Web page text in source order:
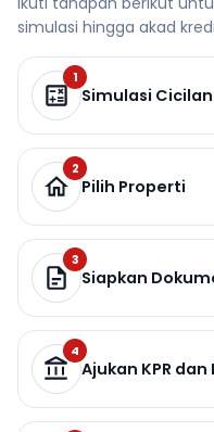
simulasi hingga akad
1
Simulasi Cicilan
2
Pilih Properti
3
Siapkan
4
Ajukan KPR